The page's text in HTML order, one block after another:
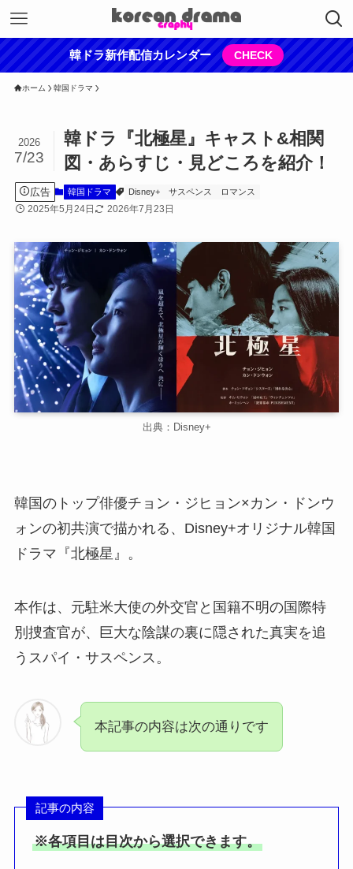
韓ドラ新作配信カレンダー CHECK
ホーム 韓国ドラマ
韓ドラ『北極星』キャスト&相関
図・あらすじ・見どころを紹介！
2026
7/23
広告 韓国ドラマ Disney+ サスペンス ロマンス
2025年5月24日 2026年7月23日
出典：Disney+
韓国のトップ俳優チョン・ジヒョン×カン・ドンウ
ォンの初共演で描かれる、Disney+オリジナル韓国
ドラマ『北極星』。
本作は、元駐米大使の外交官と国籍不明の国際特
別捜査官が、巨大な陰謀の裏に隠された真実を追
うスパイ・サスペンス。
本記事の内容は次の通りです
記事の内容
※各項目は目次から選択できます。